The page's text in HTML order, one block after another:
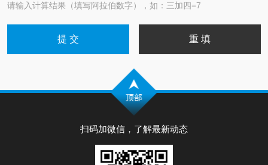
请输入计算结果（填写阿拉伯数字），如：三加四=7
扫码加微信，了解最新动态